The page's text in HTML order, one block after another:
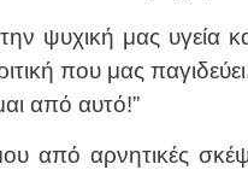
ψυχική μας υγεία
που μας
από αυτό!”
από αρνητικές